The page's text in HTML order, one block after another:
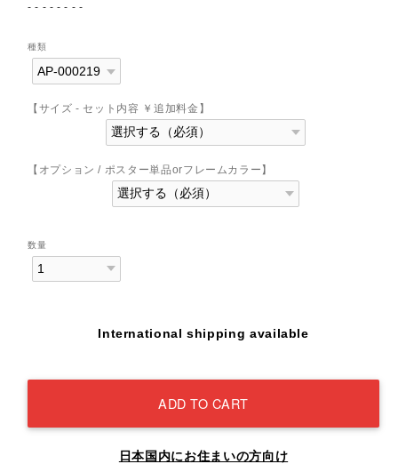
- - - - - - - -
種類
【サイズ - セット内容 ￥追加料金】
【オプション / ポスター単品orフレームカラー】
数量
International shipping available
ADD TO CART
日本国内にお住まいの方向け